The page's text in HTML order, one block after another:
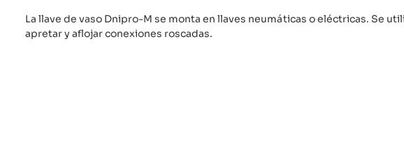
La llave de vaso Dnipro-M se monta en llaves neumáticas o eléctricas. Se
apretar y aflojar conexiones roscadas.